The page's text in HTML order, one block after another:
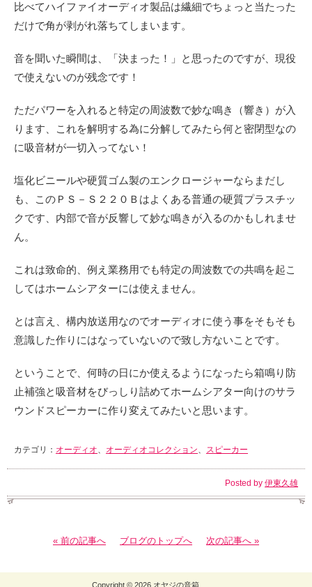
比べてハイファイオーディオ製品は繊細でちょっと当たった
だけで角が剥がれ落ちてしまいます。
音を聞いた瞬間は、「決まった！」と思ったのですが、現役
で使えないのが残念です！
ただパワーを入れると特定の周波数で妙な鳴き（響き）が入
ります、これを解明する為に分解してみたら何と密閉型なの
に吸音材が一切入ってない！
塩化ビニールや硬質ゴム製のエンクロージャーならまだし
も、このＰＳ－Ｓ２２０Ｂはよくある普通の硬質プラスチッ
クです、内部で音が反響して妙な鳴きが入るのかもしれませ
ん。
これは致命的、例え業務用でも特定の周波数での共鳴を起こ
してはホームシアターには使えません。
とは言え、構内放送用なのでオーディオに使う事をそもそも
意識した作りにはなっていないので致し方ないことです。
ということで、何時の日にか使えるようになったら箱鳴り防
止補強と吸音材をびっしり詰めてホームシアター向けのサラ
ウンドスピーカーに作り変えてみたいと思います。
カテゴリ： オーディオ、 オーディオコレクション、 スピーカー
Posted by 伊東久雄
« 前の記事へ ブログのトップへ 次の記事へ »
Copyright © 2026 オヤジの音箱